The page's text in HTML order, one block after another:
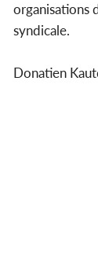
organisations
syndicale.
Donatien